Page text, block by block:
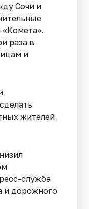
Сочи и
«Комета».
раза в
и
жителей
служба
и дорожного